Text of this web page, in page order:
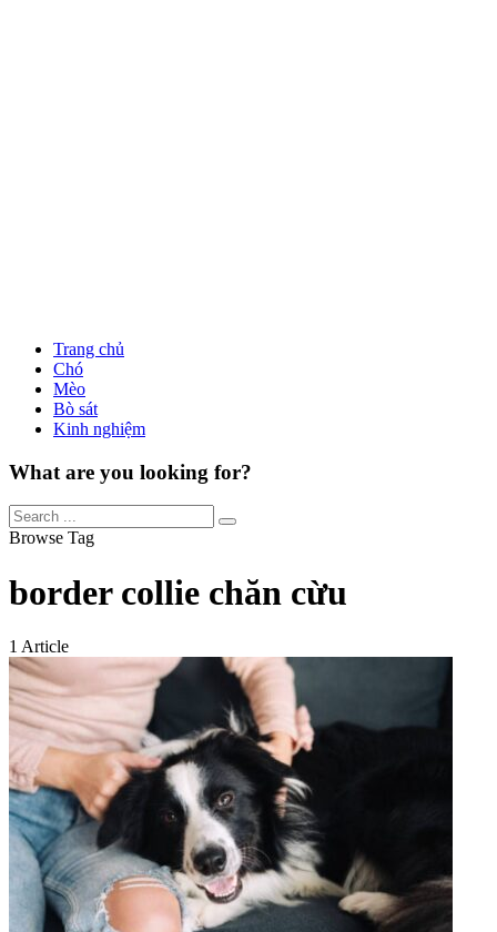
Trang chủ
Chó
Mèo
Bò sát
Kinh nghiệm
What are you looking for?
Browse Tag
border collie chăn cừu
1 Article